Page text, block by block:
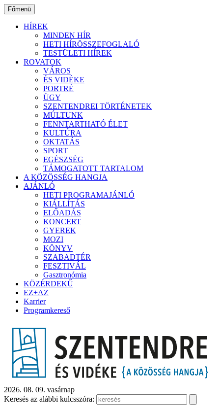
Ugrás
a
tartalomhoz
Főmenü
HÍREK
MINDEN HÍR
HETI HÍRÖSSZEFOGLALÓ
TESTÜLETI HÍREK
ROVATOK
VÁROS
ÉS VIDÉKE
PORTRÉ
ÜGY
SZENTENDREI TÖRTÉNETEK
MÚLTUNK
FENNTARTHATÓ ÉLET
KULTÚRA
OKTATÁS
SPORT
EGÉSZSÉG
TÁMOGATOTT TARTALOM
A KÖZÖSSÉG HANGJA
AJÁNLÓ
HETI PROGRAMAJÁNLÓ
KIÁLLÍTÁS
ELŐADÁS
KONCERT
GYEREK
MOZI
KÖNYV
SZABADTÉR
FESZTIVÁL
Gasztronómia
KÖZÉRDEKŰ
EZ+AZ
Karrier
Programkereső
2026. 08. 09. vasárnap
Keresés az alábbi kulcsszóra: